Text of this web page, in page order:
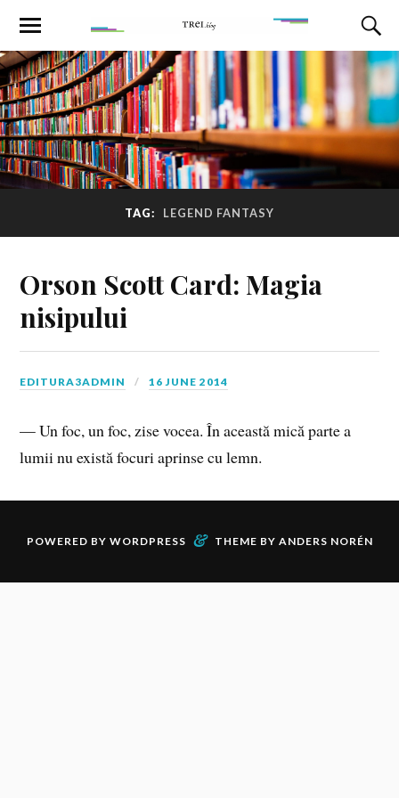
TAG: LEGEND FANTASY
Orson Scott Card: Magia
nisipului
EDITURA3ADMIN 16 JUNE 2014
— Un foc, un foc, zise vocea. În această mică parte a
lumii nu există focuri aprinse cu lemn.
POWERED BY WORDPRESS & THEME BY ANDERS NORÉN